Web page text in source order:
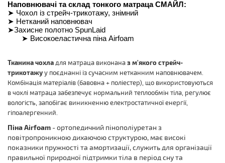
Наповнювачі та склад тонкого матраца СМАЙЛ:
➤ Чохол із стрейч-трикотажу, знімний
➤ Нетканий наповнювач
➤Захисне полотно SpunLaid
➤ Високоеластична піна Airfoam
Тканина чохладля матраца виконаназ м'якого стрейч-
трикотажуу поєднанні із сучасним нетканним наповнювачем.
Комбінація матеріалів (бавовна + поліестер), що використовуються
в чохлі матраца забезпечує нормальний теплообмін тіла, регулює
вологість, запобігає виникненню електростатичної енергії,
гіпоалергенний.
Піна Airfoam - ортопедичний пінополіуретан з
повітропроникною дихаючою структурою, має високі
показники пружності та амортизації, служить для організації
правильної природної підтримки тіла в період сну та